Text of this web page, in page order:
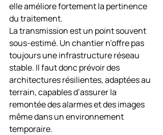
elle améliore fortement la pertinence
du traitement.
La transmission est un point souvent
sous-estimé. Un chantier n’offre pas
toujours une infrastructure réseau
stable. Il faut donc prévoir des
architectures résilientes, adaptées au
terrain, capables d’assurer la
remontée des alarmes et des images
même dans un environnement
temporaire.